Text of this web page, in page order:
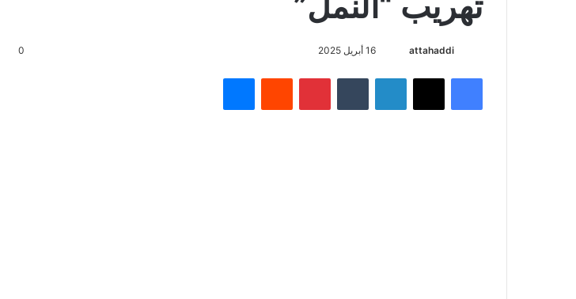
attahaddi
ل
16 أبريل 2025 0
فيسبوك لينكدإن بينتيريست